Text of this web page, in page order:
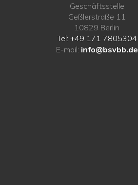
Geschäftsstelle
Geßlerstraße 11
10829 Berlin
Tel: +49 171 7805304
E-mail: info@bsvbb.de